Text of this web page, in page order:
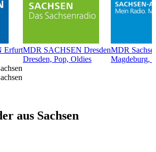
ErfurtMDR SACHSEN Dresden
Dresden, Pop, Oldies
MDR
Magdeburg,
aus Sachsen